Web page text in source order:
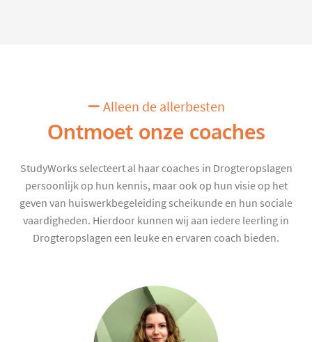
Alleen de allerbesten
Ontmoet onze coaches
StudyWorks selecteert al haar coaches in Drogteropslagen
persoonlijk op hun kennis, maar ook op hun visie op het
geven van huiswerkbegeleiding scheikunde en hun sociale
vaardigheden. Hierdoor kunnen wij aan iedere leerling in
Drogteropslagen een leuke en ervaren coach bieden.